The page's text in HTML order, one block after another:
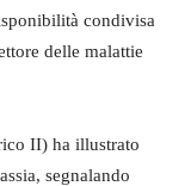
condivisa
delle malattie
II) ha illustrato
segnalando